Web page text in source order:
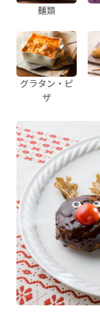
麺類
グラタン・ピ
ザ